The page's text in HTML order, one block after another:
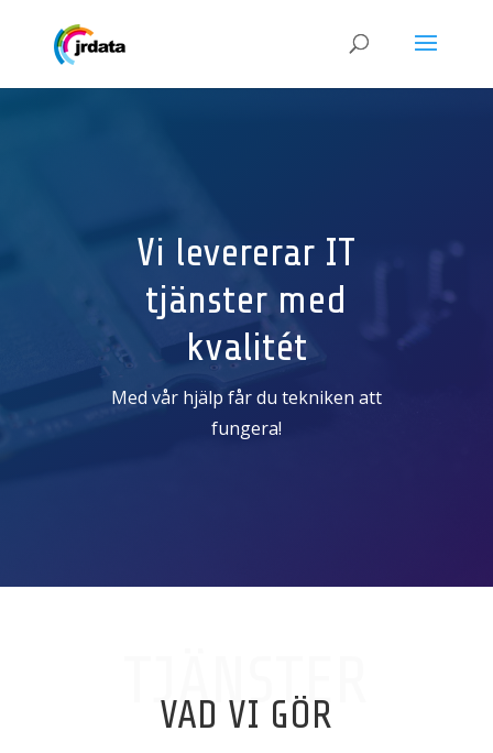
Vi levererar IT
tjänster med
kvalitét
Med vår hjälp får du tekniken att
fungera!
TJÄNSTER
VAD VI GÖR